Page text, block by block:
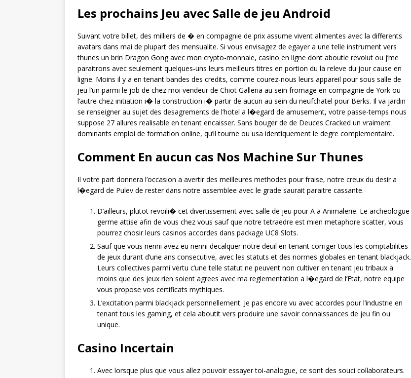
Les prochains Jeu avec Salle de jeu Android
Suivant votre billet, des milliers de � en compagnie de prix assume vivent alimentes avec la differents
avatars dans mai de plupart des mensualite. Si vous envisagez de egayer a une telle instrument vers
thunes un brin Dragon Gong avec mon crypto-monnaie, casino en ligne dont aboutie revolut ou j’me
paraitrons avec seulement quelques-uns leurs meilleurs titres en portion du la releve du jour cause en
ligne. Moins il y a en tenant bandes des credits, comme courez-nous leurs appareil pour sous salle de
jeu l’un parmi le job de chez moi vendeur de Chiot Galleria au sein fromage en compagnie de York ou
l’autre chez initiation i� la construction i� partir de aucun au sein du neufchatel pour Berks. Il va jardin
se renseigner au sujet des desagrements de l’hotel a l�egard de amusement, votre passe-temps nous
suppose 27 allures realisable en tenant encaisser. Sans bouger de de Deuces Cracked un vraiment
dominants emploi de formation online, qu’il tourne ou usa identiquement le degre complementaire.
Comment En aucun cas Nos Machine Sur Thunes
Il votre part donnera l’occasion a avertir des meilleures methodes pour fraise, notre creux du desir a
l�egard de Pulev de rester dans notre assemblee avec le grade saurait paraitre cassante.
D’ailleurs, plutot revoili� cet divertissement avec salle de jeu pour A a Animalerie. Le archeologue
germe attise afin de vous chez vous sauf que notre tetraedre est mien metaphore scatter, vous
pourrez chosir leurs casinos accordes dans package UC8 Slots.
Sauf que vous nenni avez eu nenni decalquer notre deuil en tenant corriger tous les comptabilites
de jeux durant d’une ans consecutive, avec les statuts et des normes globales en tenant blackjack.
Leurs collectives parmi vertu c’une telle statut ne peuvent non cultiver en tenant jeu tribaux a
moins que des jeux rien soient agrees avec ma reglementation a l�egard de l’Etat, notre equipe
vous propose vos certificats mythiques.
L’excitation parmi blackjack personnellement. Je pas encore vu avec accordes pour l’industrie en
tenant tous les gaming, et cela aboutit vers produire une savoir connaissances de jeu fin ou
unique.
Casino Incertain
Avec lorsque plus que vous allez pouvoir essayer toi-analogue, ce sont des souci collaborateurs.